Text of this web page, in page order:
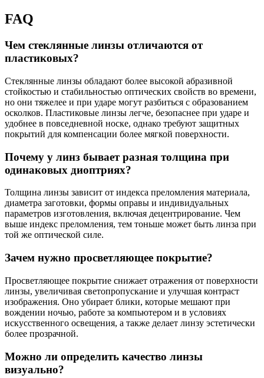
FAQ
Чем стеклянные линзы отличаются от
пластиковых?
Стеклянные линзы обладают более высокой абразивной
стойкостью и стабильностью оптических свойств во времени,
но они тяжелее и при ударе могут разбиться с образованием
осколков. Пластиковые линзы легче, безопаснее при ударе и
удобнее в повседневной носке, однако требуют защитных
покрытий для компенсации более мягкой поверхности.
Почему у линз бывает разная толщина при
одинаковых диоптриях?
Толщина линзы зависит от индекса преломления материала,
диаметра заготовки, формы оправы и индивидуальных
параметров изготовления, включая децентрирование. Чем
выше индекс преломления, тем тоньше может быть линза при
той же оптической силе.
Зачем нужно просветляющее покрытие?
Просветляющее покрытие снижает отражения от поверхности
линзы, увеличивая светопропускание и улучшая контраст
изображения. Оно убирает блики, которые мешают при
вождении ночью, работе за компьютером и в условиях
искусственного освещения, а также делает линзу эстетически
более прозрачной.
Можно ли определить качество линзы
визуально?